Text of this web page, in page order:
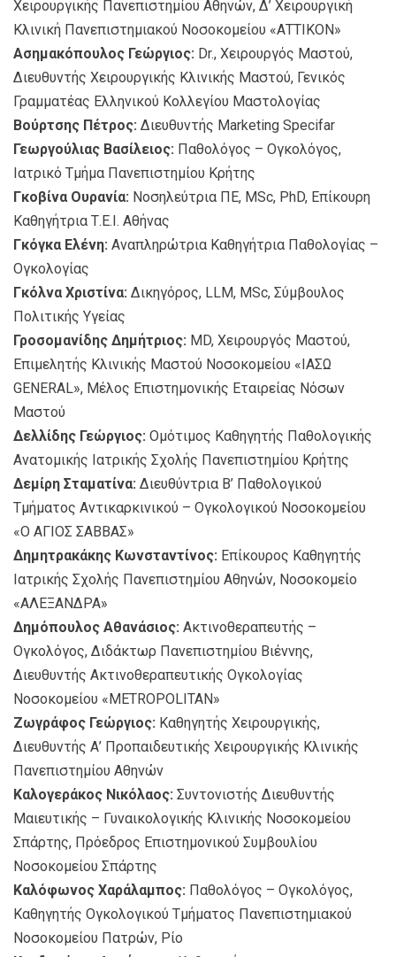
Χειρουργικής Πανεπιστημίου Αθηνών, Δ’ Χειρουργική
Κλινική Πανεπιστημιακού Νοσοκομείου «ΑΤΤΙΚΟΝ»
Ασημακόπουλος Γεώργιος: Dr., Χειρουργός Μαστού,
Διευθυντής Χειρουργικής Κλινικής Μαστού, Γενικός
Γραμματέας Ελληνικού Κολλεγίου Μαστολογίας
Βούρτσης Πέτρος: Διευθυντής Marketing Specifar
Γεωργούλιας Βασίλειος: Παθολόγος – Ογκολόγος,
Ιατρικό Τμήμα Πανεπιστημίου Κρήτης
Γκοβίνα Ουρανία: Νοσηλεύτρια ΠΕ, MSc, PhD, Επίκουρη
Καθηγήτρια Τ.Ε.Ι. Αθήνας
Γκόγκα Ελένη: Αναπληρώτρια Καθηγήτρια Παθολογίας –
Ογκολογίας
Γκόλνα Χριστίνα: Δικηγόρος, LLM, MSc, Σύμβουλος
Πολιτικής Υγείας
Γροσομανίδης Δημήτριος: ΜD, Χειρουργός Μαστού,
Επιμελητής Κλινικής Μαστού Νοσοκομείου «ΙΑΣΩ
GENERAL», Μέλος Επιστημονικής Εταιρείας Νόσων
Μαστού
Δελλίδης Γεώργιος: Ομότιμος Καθηγητής Παθολογικής
Ανατομικής Ιατρικής Σχολής Πανεπιστημίου Κρήτης
Δεμίρη Σταματίνα: Διευθύντρια Β’ Παθολογικού
Τμήματος Αντικαρκινικού – Ογκολογικού Noσοκομείου
«Ο ΑΓΙΟΣ ΣΑΒΒΑΣ»
Δημητρακάκης Κωνσταντίνος: Επίκουρος Καθηγητής
Ιατρικής Σχολής Πανεπιστημίου Αθηνών, Νοσοκομείο
«ΑΛΕΞΑΝΔΡΑ»
Δημόπουλος Αθανάσιος: Ακτινοθεραπευτής –
Ογκολόγος, Διδάκτωρ Πανεπιστημίου Βιέννης,
Διευθυντής Ακτινοθεραπευτικής Ογκολογίας
Νοσοκομείου «METROPOLITAN»
Ζωγράφος Γεώργιος: Καθηγητής Χειρουργικής,
Διευθυντής Α’ Προπαιδευτικής Χειρουργικής Κλινικής
Πανεπιστημίου Αθηνών
Καλογεράκος Νικόλαος: Συντονιστής Διευθυντής
Μαιευτικής – Γυναικολογικής Κλινικής Νοσοκομείου
Σπάρτης, Πρόεδρος Επιστημονικού Συμβουλίου
Νοσοκομείου Σπάρτης
Καλόφωνος Χαράλαμπος: Παθολόγος – Ογκολόγος,
Καθηγητής Ογκολογικού Τμήματος Πανεπιστημιακού
Νοσοκομείου Πατρών, Ρίο